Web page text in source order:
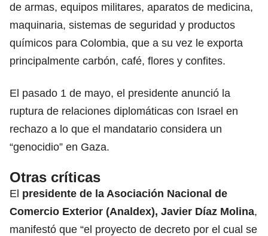
de armas, equipos militares, aparatos de medicina,
maquinaria, sistemas de seguridad y productos
químicos para Colombia, que a su vez le exporta
principalmente carbón, café, flores y confites.
El pasado 1 de mayo, el presidente anunció la
ruptura de relaciones diplomáticas con Israel en
rechazo a lo que el mandatario considera un
“genocidio” en Gaza.
Otras críticas
El presidente de la Asociación Nacional de
Comercio Exterior (Analdex), Javier Díaz Molina,
manifestó que “el proyecto de decreto por el cual se